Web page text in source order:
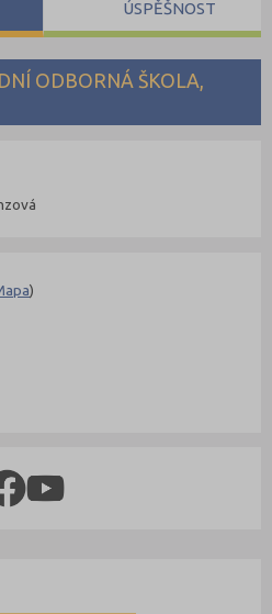
ODBORNÁ ŠKOLA,
)
ÚSPĚŠNOST